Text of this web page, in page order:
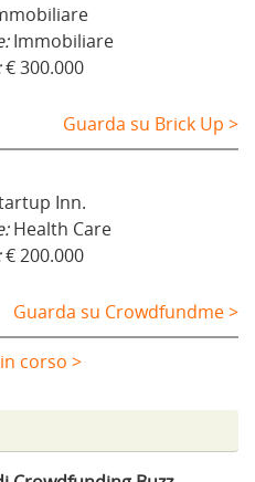
Immobiliare
€ 300.000
Guarda su Brick Up >
Inn.
Health Care
€ 200.000
Guarda su Crowdfundme >
corso >